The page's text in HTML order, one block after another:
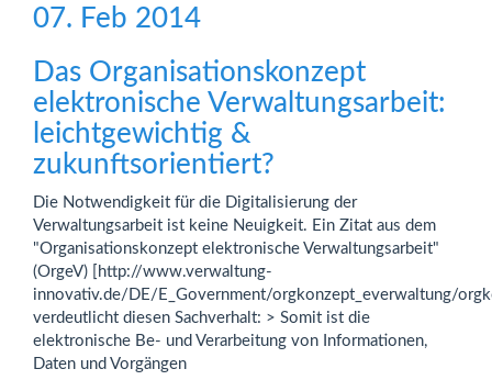
07. Feb 2014
Das Organisationskonzept
elektronische Verwaltungsarbeit:
leichtgewichtig &
zukunftsorientiert?
Die Notwendigkeit für die Digitalisierung der
Verwaltungsarbeit ist keine Neuigkeit. Ein Zitat aus dem
"Organisationskonzept elektronische Verwaltungsarbeit"
(OrgeV) [http://www.verwaltung-
innovativ.de/DE/E_Government/orgkonzept_everwaltung/
verdeutlicht diesen Sachverhalt: > Somit ist die
elektronische Be- und Verarbeitung von Informationen,
Daten und Vorgängen